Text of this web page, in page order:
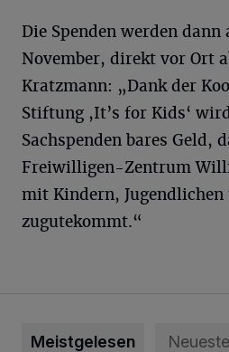
Die Spenden werden dann
November, direkt vor Ort
Kratzmann: „Dank der
Stiftung ,It’s for Kids‘
Sachspenden bares Geld,
Freiwilligen-Zentrum
mit Kindern,
zugutekommt.“
Meistgelesen